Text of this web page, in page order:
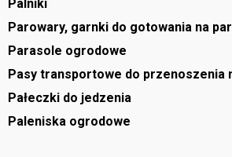
Palniki
Parowary, garnki do gotowania na
Parasole ogrodowe
Pasy transportowe do przenoszenia
Pałeczki do jedzenia
Paleniska ogrodowe